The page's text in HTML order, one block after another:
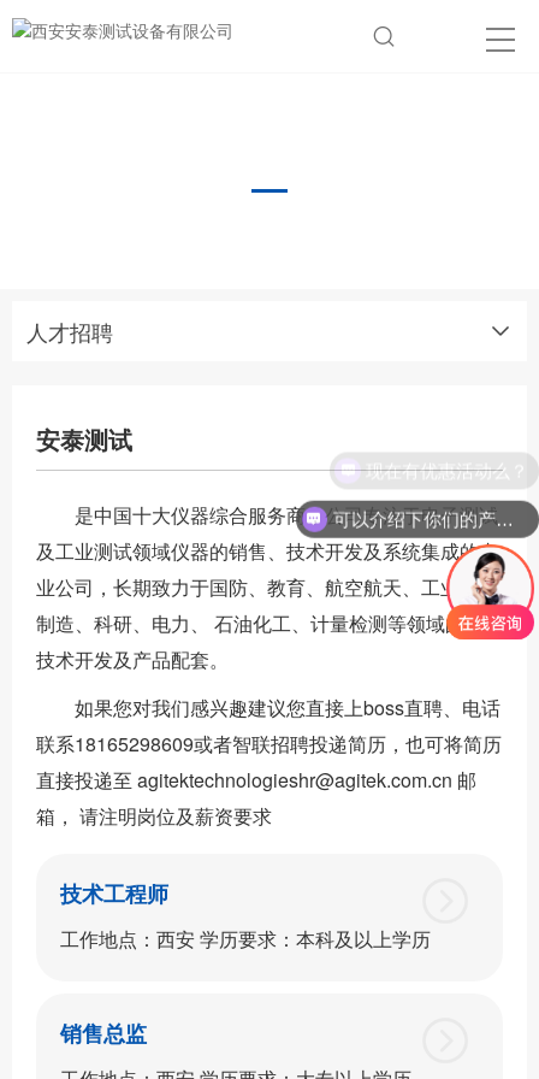
人才招聘
安泰测试
是中国十大仪器综合服务商，公司专注于电子测试
及工业测试领域仪器的销售、技术开发及系统集成的专
业公司，长期致力于国防、教育、航空航天、工业电子
制造、科研、电力、 石油化工、计量检测等领域的测试
技术开发及产品配套。
如果您对我们感兴趣建议您直接上boss直聘、电话
联系18165298609或者智联招聘投递简历，也可将简历
直接投递至 agitektechnologieshr@agitek.com.cn 邮
箱， 请注明岗位及薪资要求
技术工程师
工作地点：西安 学历要求：本科及以上学历
销售总监
可以介绍下你们的产品么？
现在有优惠活动么？